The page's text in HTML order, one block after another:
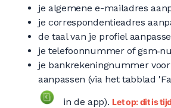
je algemene e-mailadres
je correspondentieadres
de taal van je profiel
je telefoonnummer of
je bankrekeningnummer
aanpassen (via het tabblad
in de app).Let op: dit is